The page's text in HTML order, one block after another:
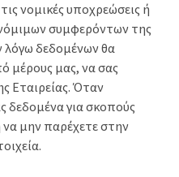
νομικές υποχρεώσεις ή
συμφερόντων της
λόγω δεδομένων θα
μέρους μας, να σας
Εταιρείας. Όταν
δεδομένα για σκοπούς
να μην παρέχετε στην